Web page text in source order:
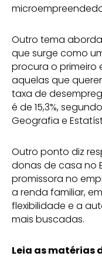
Outro tema
que surge como
procura o primeiro
aquelas que
taxa de
é de 15,3%,
Geografia e
Outro ponto diz
donas de casa no
promissora no
a renda familiar,
flexibilidade e a
mais buscadas.
Leia as matérias